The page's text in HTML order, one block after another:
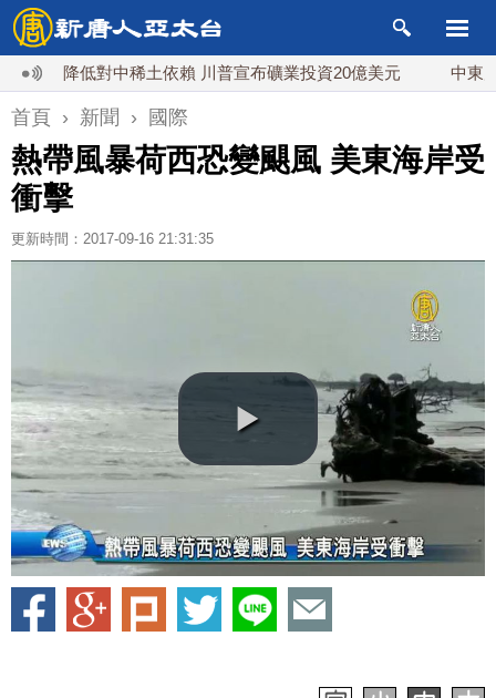
降低對中稀土依賴 川普宣布礦業投資20億美元 中東局勢
首頁 › 新聞 › 國際
熱帶風暴荷西恐變颶風 美東海岸受
衝擊
更新時間：2017-09-16 21:31:35